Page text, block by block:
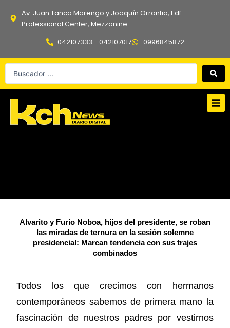
Av. Juan Tanca Marengo y Joaquín Orrantia, Edf.
Professional Center, Mezzanine.
042107333 - 042107017
0996845872
Search
Alvarito y Furio Noboa, hijos del presidente, se roban
las miradas de ternura en la sesión solemne
presidencial: Marcan tendencia con sus trajes
combinados
Todos los que crecimos con hermanos
contemporáneos sabemos de primera mano la
fascinación de nuestros padres por vestirnos